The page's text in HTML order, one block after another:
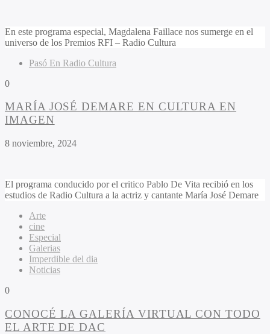
En este programa especial, Magdalena Faillace nos sumerge en el
universo de los Premios RFI – Radio Cultura
Pasó En Radio Cultura
0
MARÍA JOSÉ DEMARE EN CULTURA EN
IMAGEN
8 noviembre, 2024
El programa conducido por el critico Pablo De Vita recibió en los
estudios de Radio Cultura a la actriz y cantante María José Demare
Arte
cine
Especial
Galerias
Imperdible del dia
Noticias
0
CONOCÉ LA GALERÍA VIRTUAL CON TODO
EL ARTE DE DAC